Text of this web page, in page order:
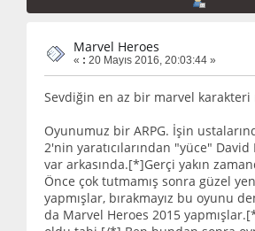
Marvel Heroes
« : 20 Mayıs 2016, 20:03:44 »
Sevdiğin en az bir marvel karakteri
Oyunumuz bir ARPG. İşin
2'nin yaratıcılarından "yüce"
var arkasında.[*]Gerçi yakın
Önce çok tutmamış sonra güzel
yapmışlar, bırakmayız bu oyunu
da Marvel Heroes 2015